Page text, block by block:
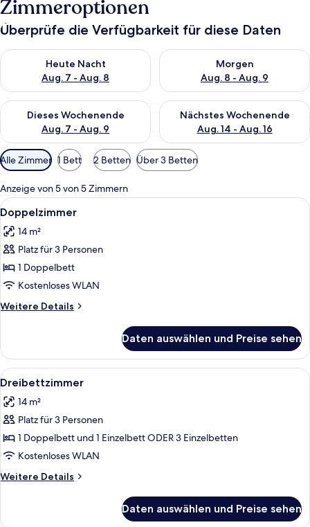
Zimmeroptionen
Überprüfe die Verfügbarkeit für diese Daten
Heute Nacht
Aug. 7 - Aug. 8
Überprüfe die Verfügbarkeit für heute Nacht, Aug. 7 - Aug. 8.
Morgen
Aug. 8 - Aug. 9
Überprüfe die Verfügbarkeit
Dieses Wochenende
Aug. 7 - Aug. 9
Überprüfe die Verfügbarkeit für dieses Wochenende, Aug. 7
Nächstes Wochenende
Aug. 14 - Aug. 16
Überprüfe die Verfügbarkeit
Verfügbare
Filter
für
Zimmer
Alle Zimmer 1 Bett 2 Betten Über 3 Betten
Anzeige von 5 von 5 Zimmern
Alle
Fotos
für
Doppelzimmer
anzeigen
Ein Hotelzimmer mit Bett,
10
Doppelzimmer
14 m²
Platz für 3 Personen
1 Doppelbett
Kostenloses WLAN
Weitere Details
Weitere
Daten auswählen und Preise sehen
Alle
Fotos
für
Dreibettzimmer
anzeigen
Dreibettzimmer | Hochwertige
5
Dreibettzimmer
14 m²
Platz für 3 Personen
1 Doppelbett und 1 Einzelbett ODER 3 Einzelbetten
Kostenloses WLAN
Weitere Details
Weitere
Daten auswählen und Preise sehen